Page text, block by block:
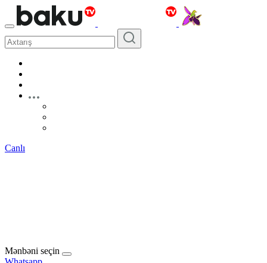
Canlı
Mənbəni seçin